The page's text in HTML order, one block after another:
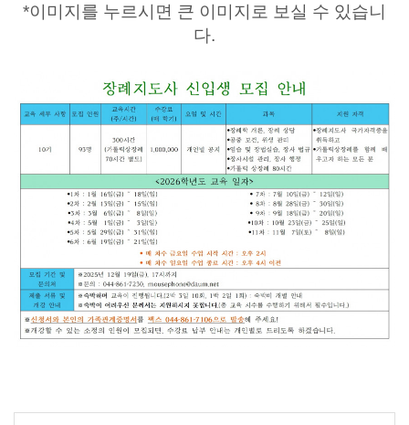
본문
*이미지를 누르시면 큰 이미지로 보실 수 있습니
다.